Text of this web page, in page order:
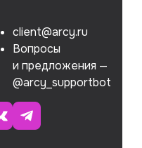
client@arcy.ru
Вопросы
и предложения —
@arcy_supportbot